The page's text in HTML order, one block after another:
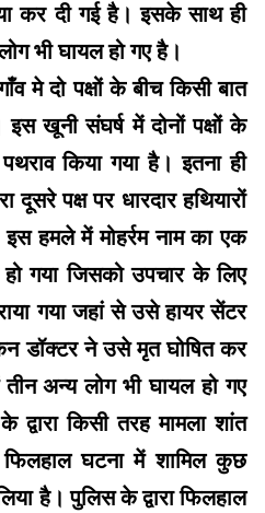
कर दी गई है। इसके साथ ही
भी घायल हो गए है।
मे दो पक्षों के बीच किसी बात
खूनी संघर्ष में दोनों पक्षों के
किया गया है। इतना ही
दूसरे पक्ष पर धारदार हथियारों
हमले में मोहर्रम नाम का एक
गया जिसको उपचार के लिए
गया जहां से उसे हायर सेंटर
डॉक्टर ने उसे मृत घोषित कर
अन्य लोग भी घायल हो गए
किसी तरह मामला शांत
घटना में शामिल कुछ
है। पुलिस के द्वारा फिलहाल